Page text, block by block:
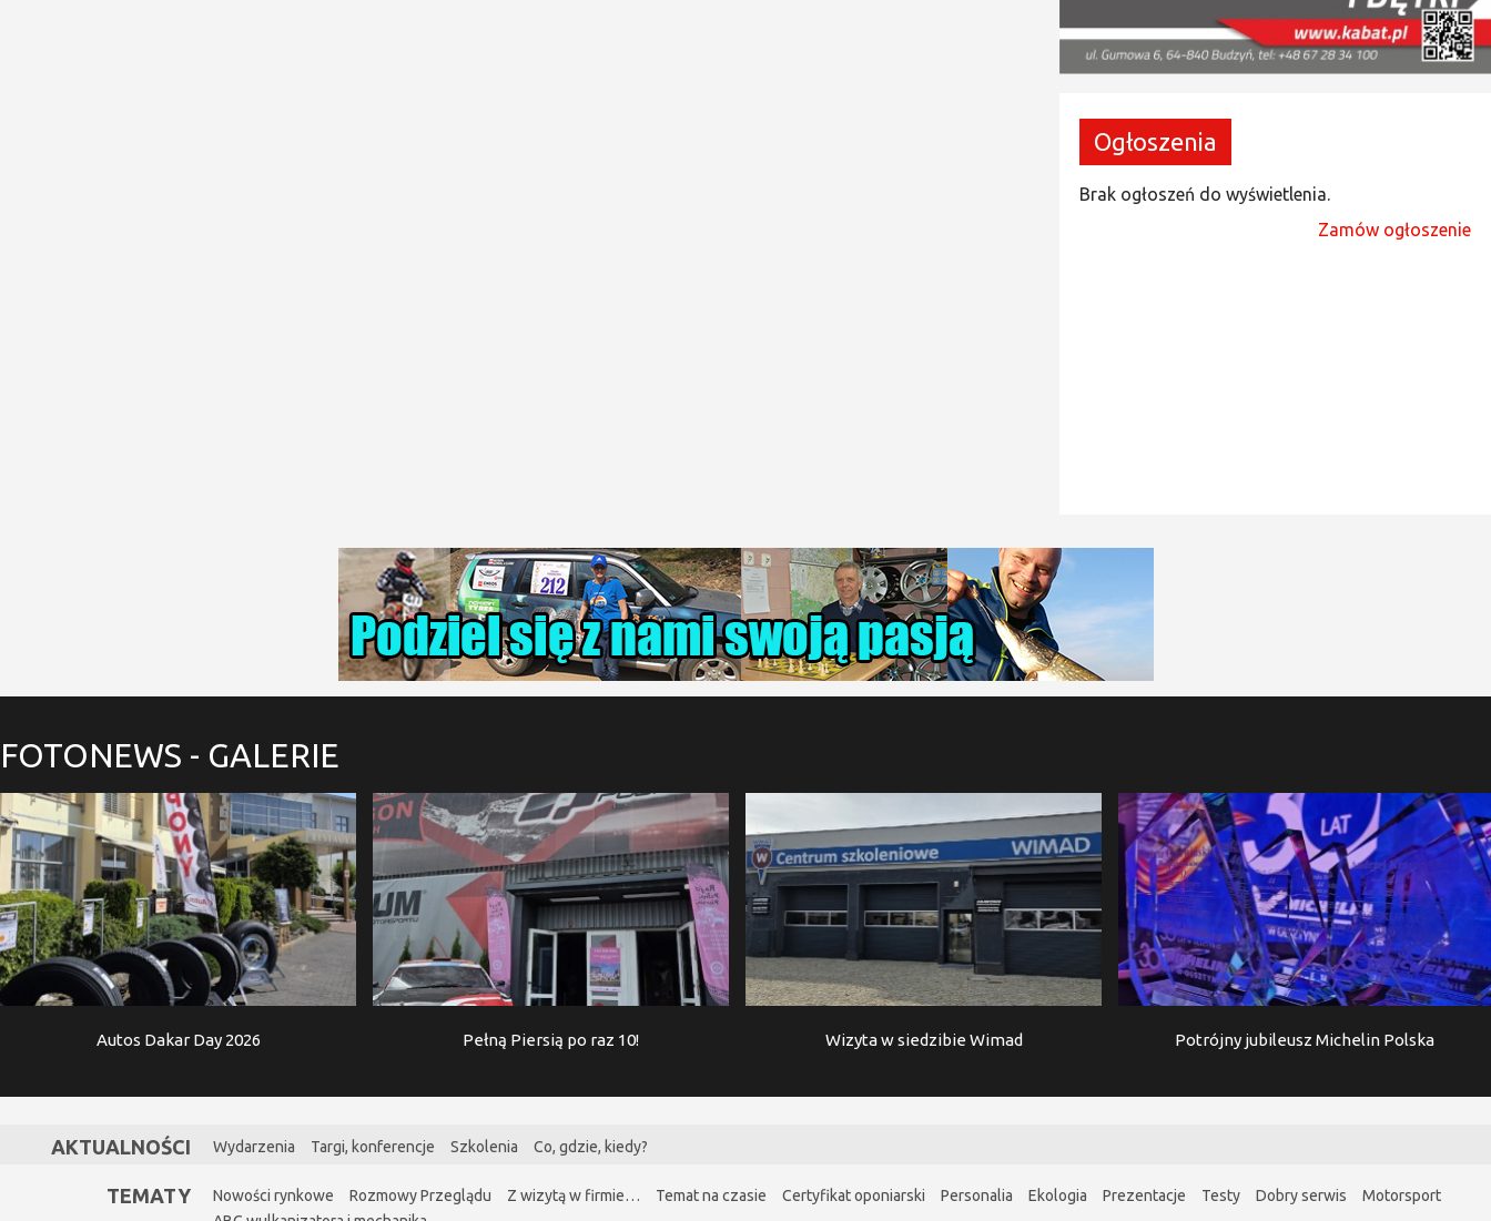
Ogłoszenia
Brak ogłoszeń do wyświetlenia.
Zamów ogłoszenie
FOTONEWS - GALERIE
Autos Dakar Day 2026 Pełną Piersią po raz 10! Wizyta w siedzibie Wimad Potrójny jubileusz Michelin Polska
AKTUALNOŚCI Wydarzenia Targi, konferencje Szkolenia Co, gdzie, kiedy?
TEMATY Nowości rynkowe Rozmowy Przeglądu Z wizytą w firmie… Temat na czasie Certyfikat oponiarski Personalia Ekologia Prezentacje Testy Dobry serwis
Motorsport